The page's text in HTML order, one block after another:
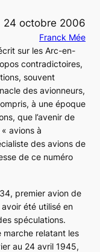
24 octobre 2006
Franck Mée
sur les Arc-en-
contradictoires,
souvent
des avionneurs,
à une époque
que l’avenir de
avions à
des avions de
de ce numéro
premier avion de
été utilisé en
spéculations.
marche relatant les
au 24 avril 1945,